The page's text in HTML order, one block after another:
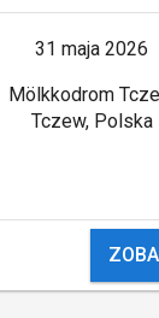
31 maja 2026
Mölkkodrom
Tczew, Polska